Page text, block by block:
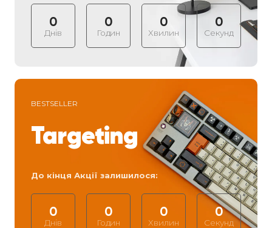
0
Днів
0
Годин
0
Хвилин
0
Секунд
BESTSELLER
Targeting
До кінця Акції залишилося:
0
Днів
0
Годин
0
Хвилин
0
Секунд